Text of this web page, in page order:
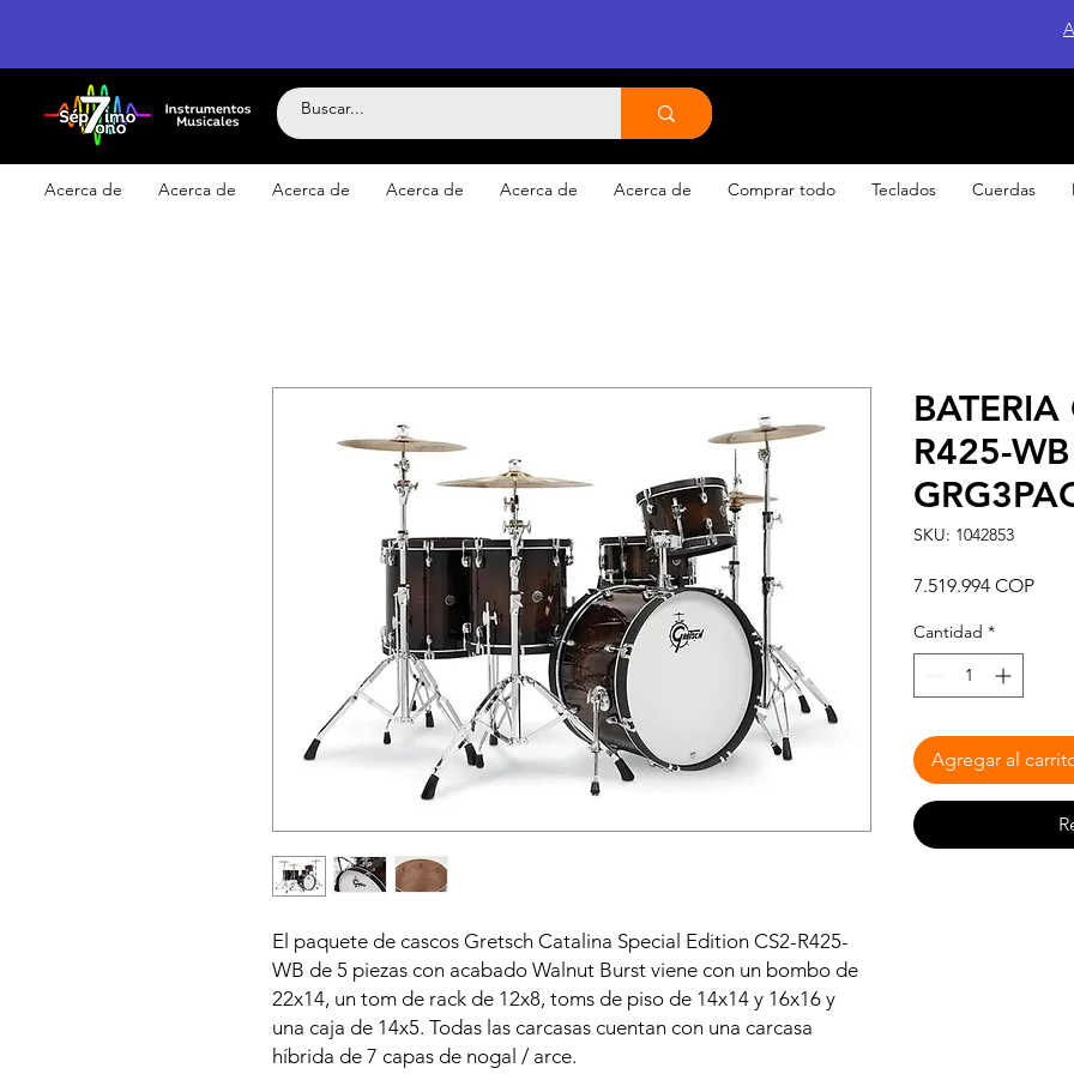
Acerca de Acerca de Acerca de Acerca de Acerca de Acerca de Comprar todo Teclados Cuerdas
El paquete de cascos Gretsch Catalina Special Edition CS2-R425-
WB de 5 piezas con acabado Walnut Burst viene con un bombo de
22x14, un tom de rack de 12x8, toms de piso de 14x14 y 16x16 y
una caja de 14x5. Todas las carcasas cuentan con una carcasa
híbrida de 7 capas de nogal / arce.
BATERIA
R425-
SKU: 1042853
7.519.994 COP
Cantidad *
Agregar al